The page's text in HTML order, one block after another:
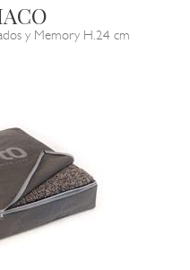
y Memory H.24 cm